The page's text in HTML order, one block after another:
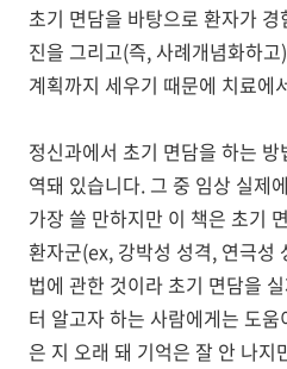
초기 면담을 바탕으로 환자가
진을 그리고(즉, 사례개념화하
계획까지 세우기 때문에 치료에
정신과에서 초기 면담을 하는
역돼 있습니다. 그 중 임상 실제
가장 쓸 만하지만 이 책은 초기
환자군(ex, 강박성 성격, 연극성
법에 관한 것이라 초기 면담을
터 알고자 하는 사람에게는 도
은 지 오래 돼 기억은 잘 안 나지